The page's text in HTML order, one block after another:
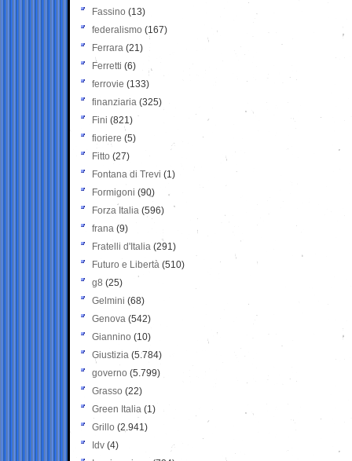
Fassino (13)
federalismo (167)
Ferrara (21)
Ferretti (6)
ferrovie (133)
finanziaria (325)
Fini (821)
fioriere (5)
Fitto (27)
Fontana di Trevi (1)
Formigoni (90)
Forza Italia (596)
frana (9)
Fratelli d'Italia (291)
Futuro e Libertà (510)
g8 (25)
Gelmini (68)
Genova (542)
Giannino (10)
Giustizia (5.784)
governo (5.799)
Grasso (22)
Green Italia (1)
Grillo (2.941)
Idv (4)